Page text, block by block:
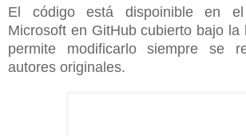
El código está dispoinible en
Microsoft en GitHub cubierto bajo la
permite modificarlo siempre se
autores originales.